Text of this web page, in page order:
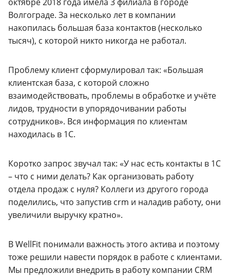
Волгограде. За несколько лет в компании
накопилась большая база контактов (несколько
тысяч), с которой никто никогда не работал.
Проблему клиент сформулировал так: «Большая
клиентская база, с которой сложно
взаимодействовать, проблемы в обработке и учёте
лидов, трудности в упорядочивании работы
сотрудников». Вся информация по клиентам
находилась в 1С.
Коротко запрос звучал так: «У нас есть контакты в 1С
– что с ними делать? Как организовать работу
отдела продаж с нуля? Коллеги из другого города
поделились, что запустив crm и наладив работу, они
увеличили выручку кратно».
В WellFit понимали важность этого актива и поэтому
тоже решили навести порядок в работе с клиентами.
Мы предложили внедрить в работу компании CRM